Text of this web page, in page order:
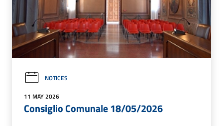
NOTICES
11 MAY 2026
Consiglio Comunale 18/05/2026